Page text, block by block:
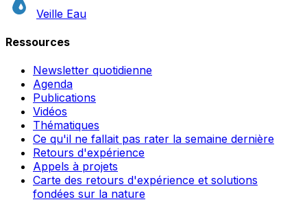
Veille Eau
Ressources
Newsletter quotidienne
Agenda
Publications
Vidéos
Thématiques
Ce qu'il ne fallait pas rater la semaine dernière
Retours d'expérience
Appels à projets
Carte des retours d'expérience et solutions
fondées sur la nature